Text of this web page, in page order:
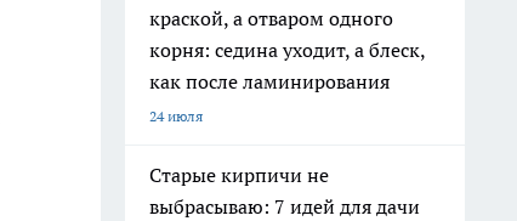
краской, а отваром одного
корня: седина уходит, а блеск,
как после ламинирования
24 июля
Старые кирпичи не
выбрасываю: 7 идей для дачи